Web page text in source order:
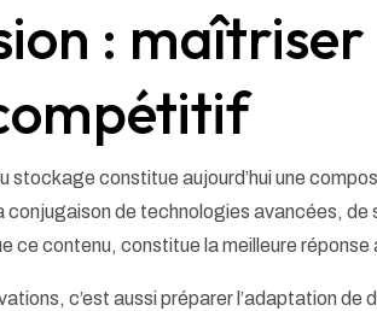
: maîtriser
stockage constitue aujourd’hui une
conjugaison de technologies avancées,
ce contenu, constitue la meilleure
c’est aussi préparer l’adaptation de